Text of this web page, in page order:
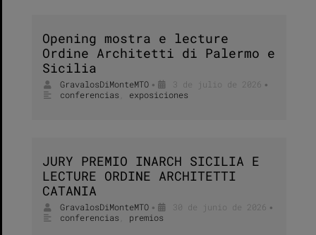
Opening mostra e lecture
Ordine Architetti di Palermo e
Sicilia
GravalosDiMonteMTO • 3 de julio de 2026 •
conferencias exposiciones
JURY PREMIO INARCH SICILIA E
LECTURE ORDINE ARCHITETTI
CATANIA
GravalosDiMonteMTO • 30 de junio de 2026 •
conferencias premios